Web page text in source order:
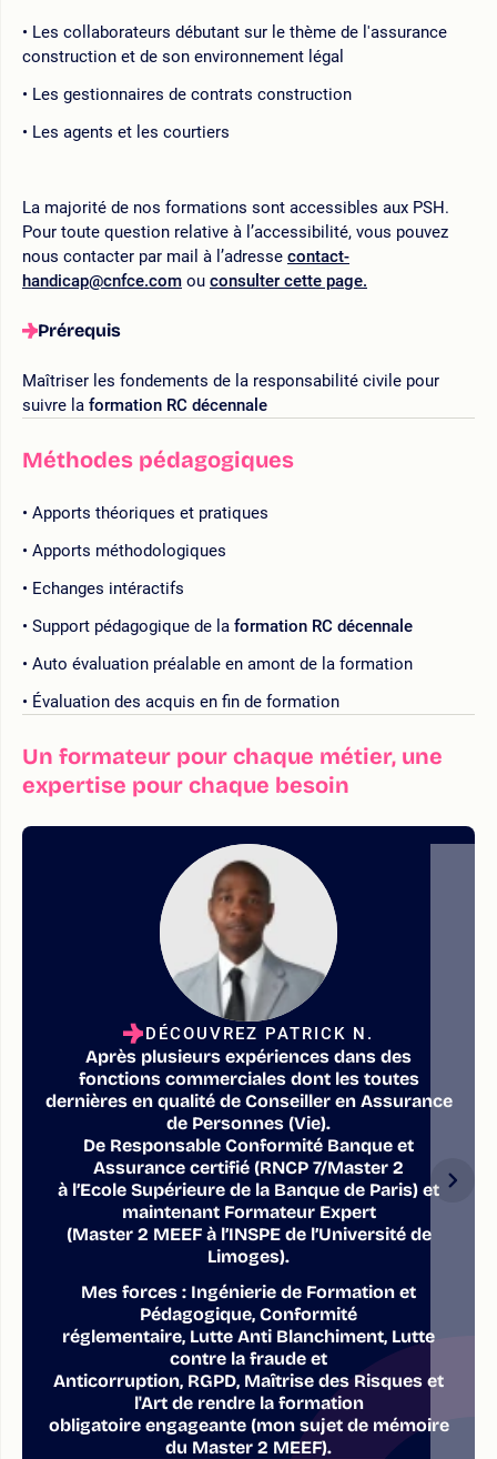
Les collaborateurs débutant sur le thème de l'assurance
construction et de son environnement légal
Les gestionnaires de contrats construction
Les agents et les courtiers
La majorité de nos formations sont accessibles aux PSH.
Pour toute question relative à l’accessibilité, vous pouvez
nous contacter par mail à l’adresse contact-
handicap@cnfce.com ou consulter cette page.
Prérequis
Maîtriser les fondements de la responsabilité civile pour
suivre la formation RC décennale
Méthodes pédagogiques
Apports théoriques et pratiques
Apports méthodologiques
Echanges intéractifs
Support pédagogique de la formation RC décennale
Auto évaluation préalable en amont de la formation
Évaluation des acquis en fin de formation
Un formateur pour chaque métier, une
expertise pour chaque besoin
DÉCOUVREZ PATRICK N.
Après plusieurs expériences dans des
fonctions commerciales dont les toutes
dernières en qualité de Conseiller en Assurance
de Personnes (Vie).
De Responsable Conformité Banque et
Assurance certifié (RNCP 7/Master 2
à l’Ecole Supérieure de la Banque de Paris) et
maintenant Formateur Expert
(Master 2 MEEF à l’INSPE de l’Université de
Limoges).
Mes forces : Ingénierie de Formation et
Pédagogique, Conformité
réglementaire, Lutte Anti Blanchiment, Lutte
contre la fraude et
Anticorruption, RGPD, Maîtrise des Risques et
l'Art de rendre la formation
obligatoire engageante (mon sujet de mémoire
du Master 2 MEEF).